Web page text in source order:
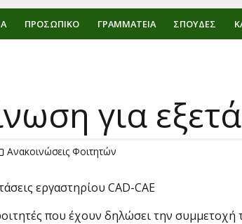
ΠΡΟΣΩΠΙΚΌ ΓΡΑΜΜΑΤΕΙΑ ΣΠΟΥΔΕΣ
για
Ανακοινώσεις Φοιτητών
εργαστηρίου CAD-CAE
που έχουν δηλώσει την